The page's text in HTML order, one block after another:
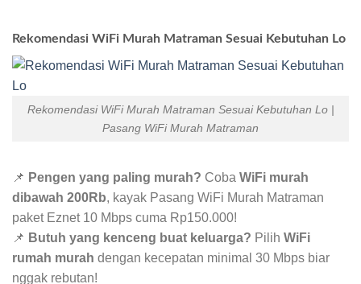
Rekomendasi WiFi Murah Matraman Sesuai Kebutuhan Lo
Rekomendasi WiFi Murah Matraman Sesuai Kebutuhan Lo |
Pasang WiFi Murah Matraman
📌 Pengen yang paling murah? Coba WiFi murah
dibawah 200Rb, kayak Pasang WiFi Murah Matraman
paket Eznet 10 Mbps cuma Rp150.000!
📌 Butuh yang kenceng buat keluarga? Pilih WiFi
rumah murah dengan kecepatan minimal 30 Mbps biar
nggak rebutan!